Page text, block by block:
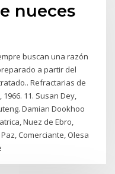
nueces
buscan una razón
a partir del
Refractarias de
1966. 11. Susan Dey,
Damian Dookhoo
Nuez de Ebro,
Comerciante, Olesa